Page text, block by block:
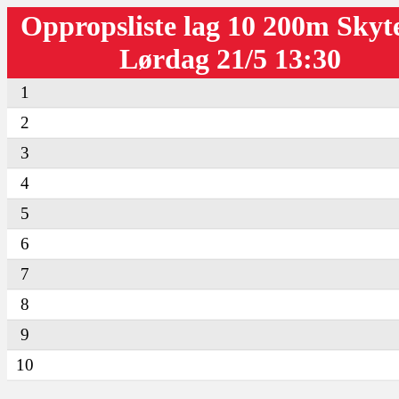
Oppropsliste lag 10 200m
Lørdag 21/5 13:30
1
2
3
4
5
6
7
8
9
10